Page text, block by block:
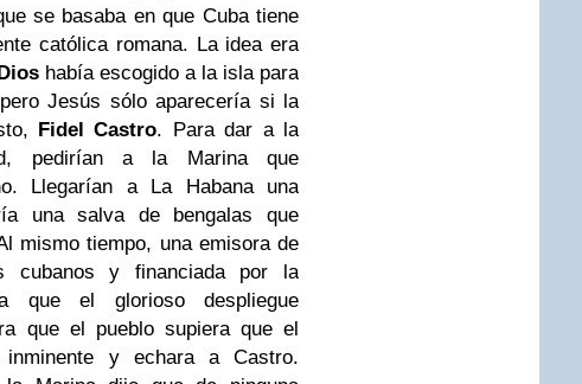
se basaba en que Cuba tiene
católica romana. La idea era
había escogido a la isla para
Jesús sólo aparecería si la
Fidel Castro. Para dar a la
pedirían a la Marina que
Llegarían a La Habana una
una salva de bengalas que
mismo tiempo, una emisora de
cubanos y financiada por la
que el glorioso despliegue
que el pueblo supiera que el
inminente y echara a Castro.